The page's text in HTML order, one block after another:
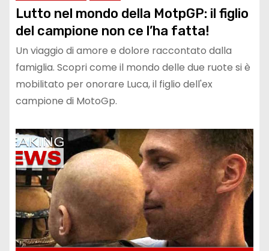
Lutto nel mondo della MotpGP: il figlio
del campione non ce l’ha fatta!
Un viaggio di amore e dolore raccontato dalla
famiglia. Scopri come il mondo delle due ruote si è
mobilitato per onorare Luca, il figlio dell'ex
campione di MotoGp.